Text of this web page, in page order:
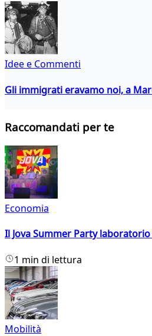
Idee e Commenti
Gli immigrati eravamo noi, a
Raccomandati per te
Economia
Il Jova Summer Party
1 min di lettura
Mobilità